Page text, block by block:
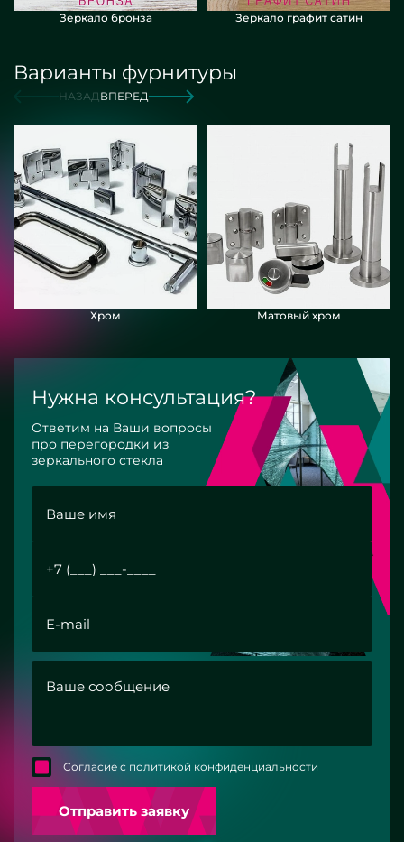
Зеркало бронза Зеркало графит сатин
Варианты фурнитуры
НАЗАДВПЕРЕД
Хром Матовый хром
Нужна консультация?
Ответим на Ваши вопросы
про перегородки из
зеркального стекла
Согласие с политикой конфиденциальности
Отправить заявку